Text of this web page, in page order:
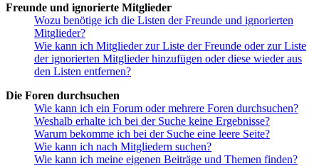
Freunde und ignorierte Mitglieder
Wozu benötige ich die Listen der Freunde und ignorierten
Mitglieder?
Wie kann ich Mitglieder zur Liste der Freunde oder zur Liste
der ignorierten Mitglieder hinzufügen oder diese wieder aus
den Listen entfernen?
Die Foren durchsuchen
Wie kann ich ein Forum oder mehrere Foren durchsuchen?
Weshalb erhalte ich bei der Suche keine Ergebnisse?
Warum bekomme ich bei der Suche eine leere Seite?
Wie kann ich nach Mitgliedern suchen?
Wie kann ich meine eigenen Beiträge und Themen finden?